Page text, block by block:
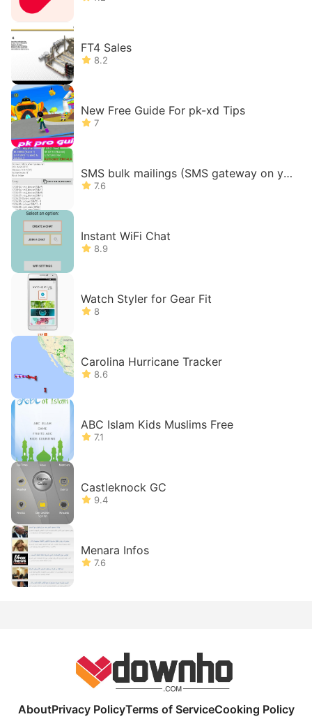
FT4 Sales
8.2
New Free Guide For pk-xd Tips
7
SMS bulk mailings (SMS gateway on yo
ur phone)
7.6
Instant WiFi Chat
8.9
Watch Styler for Gear Fit
8
Carolina Hurricane Tracker
8.6
ABC Islam Kids Muslims Free
7.1
Castleknock GC
9.4
Menara Infos
7.6
AboutPrivacy PolicyTerms of ServiceCooking Policy